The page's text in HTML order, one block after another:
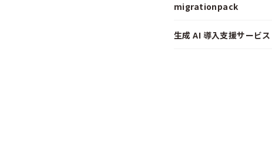
migrationpack
生成 AI 導入支援サービ